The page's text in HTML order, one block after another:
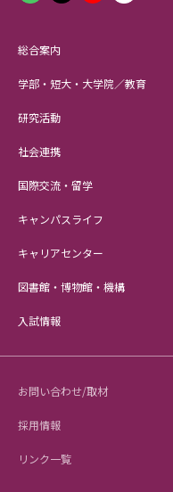
総合案内
学部・短大・大学院／教育
研究活動
社会連携
国際交流・留学
キャンパスライフ
キャリアセンター
図書館・博物館・機構
入試情報
お問い合わせ/取材
採用情報
リンク一覧